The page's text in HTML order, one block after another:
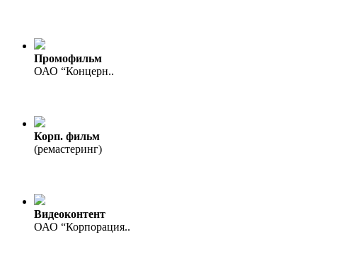
Промофильм
ОАО “Концерн..
Корп. фильм
(ремастеринг)
Видеоконтент
ОАО “Корпорация..